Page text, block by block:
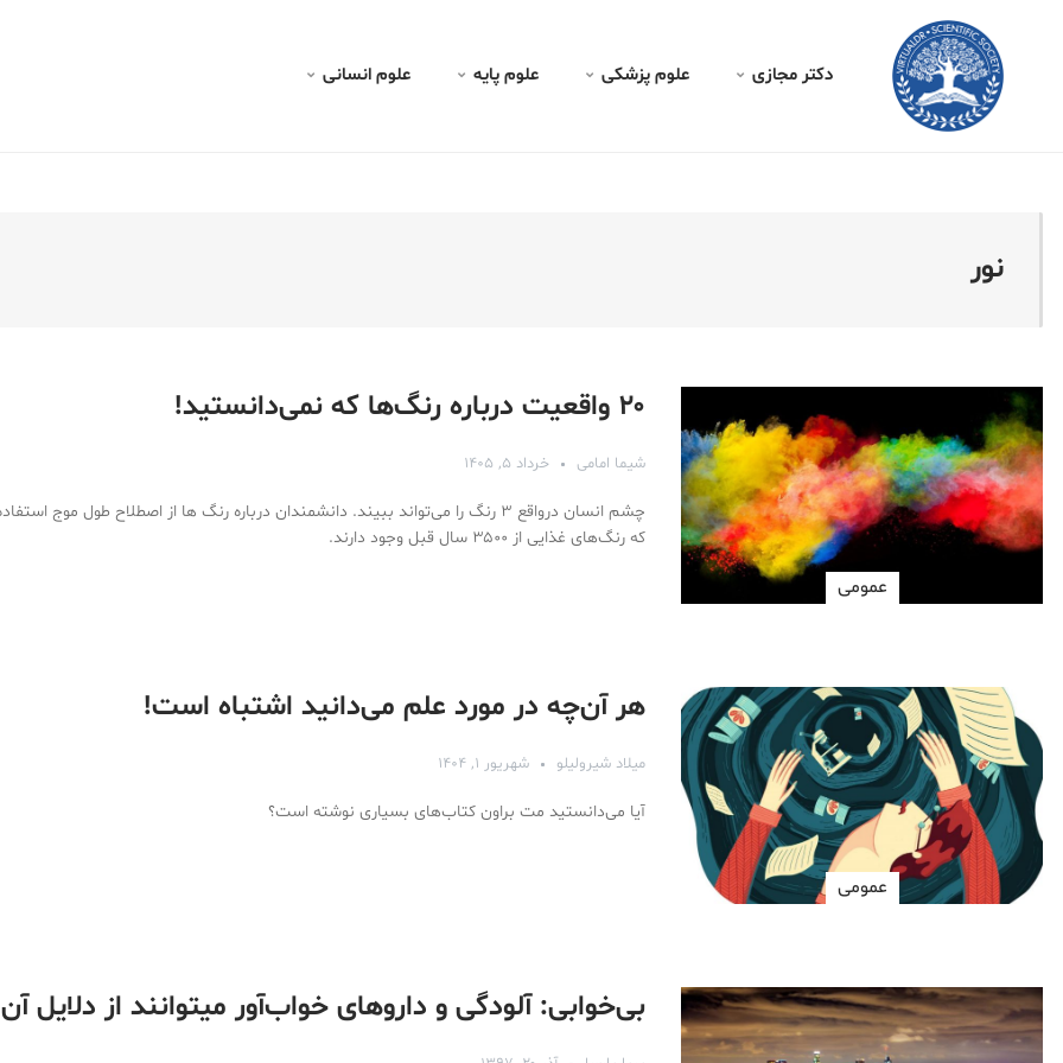
دکتر مجازی - نور
دکتر مجازی علوم پزشکی علوم پايه علوم انسانی
نور
عمومی
۲۰ واقعیت درباره رنگ‌ها که نمی‌دانستید!
شیما امامی خرداد ۵, ۱۴۰۵
چشم انسان درواقع ۳ رنگ را می‌تواند ببیند. دانشمندان درباره رنگ ها از اصطلاح طول موج
که رنگ‌های غذایی از ۳۵۰۰ سال قبل وجود دارند.
عمومی
هر آن‌چه در مورد علم می‌دانید اشتباه است!
میلاد شیرولیلو شهریور ۱, ۱۴۰۴
آیا می‌دانستید مت براون کتاب‌های بسیاری نوشته است؟
بی‌خوابی: آلودگی و داروهای خواب‌آور میتوانند از دلایل